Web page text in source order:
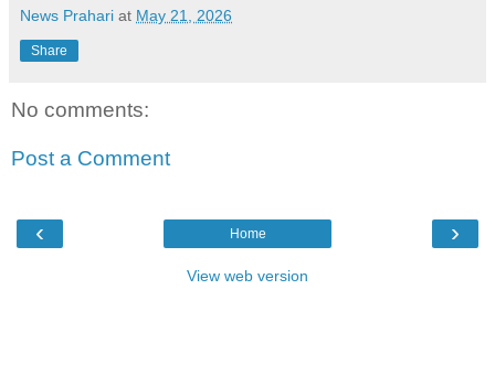
News Prahari at May 21, 2026
Share
No comments:
Post a Comment
‹ ›
Home
View web version